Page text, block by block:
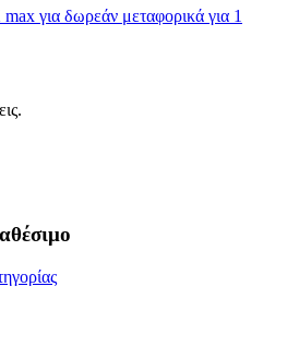
για δωρεάν μεταφορικά για 1